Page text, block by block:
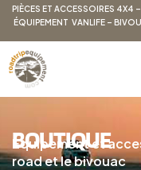
PIÈCES ET ACCESSOIRES 4X4 –
ÉQUIPEMENT VANLIFE –
BOUTIQUE
Équipement et
road et le bivouac